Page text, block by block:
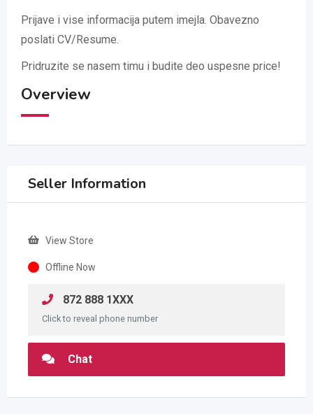
Prijave i vise informacija putem imejla. Obavezno
poslati CV/Resume.
Pridruzite se nasem timu i budite deo uspesne price!
Overview
Seller Information
View Store
Offline Now
872 888 1XXX
Click to reveal phone number
Chat